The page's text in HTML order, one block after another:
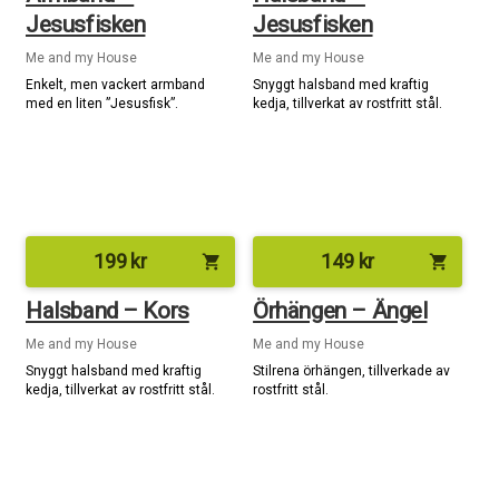
Jesusfisken
Me and my House
Enkelt, men vackert armband
med en liten ”Jesusfisk”.
Jesusfisken
Me and my House
Snyggt halsband med kraftig
kedja, tillverkat av rostfritt stål.
199kr shopping_cart
Halsband – Kors
Me and my House
Snyggt halsband med kraftig
kedja, tillverkat av rostfritt stål.
149 kr shopping_cart
Örhängen – Ängel
Me and my House
Stilrena örhängen, tillverkade av
rostfritt stål.